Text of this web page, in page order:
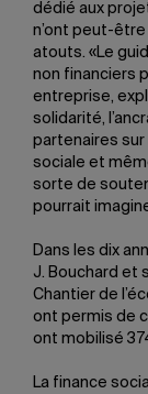
dédié aux
n’ont peut-être
atouts. «Le
non financiers
entreprise,
solidarité,
partenaires sur
sociale et
sorte de
pourrait
Dans les dix
J. Bouchard et
Chantier de
ont permis de
ont mobilisé
La finance